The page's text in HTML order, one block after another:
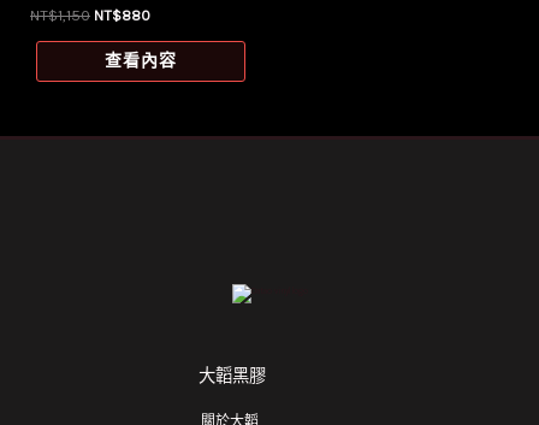
NT$1,150 原
價
格：
NT$880目
價
格：
查看內容
大韜黑膠